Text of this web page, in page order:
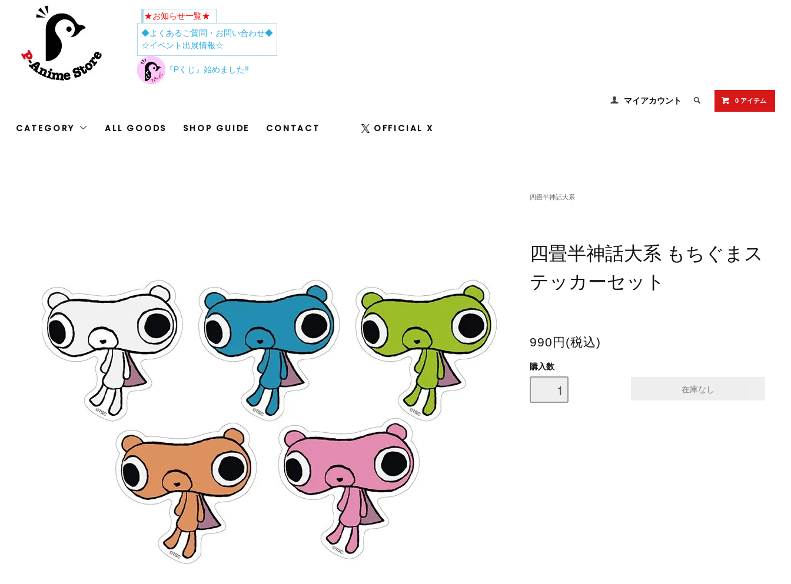
★お知らせ一覧★
◆よくあるご質問・お問い合わせ◆
☆イベント出展情報☆
『Pくじ』始めました‼
マイアカウント 0 アイテム
CATEGORY ALL GOODS SHOP GUIDE CONTACT OFFICIAL X
四畳半神話大系
四畳半神話大系 もちぐまス
テッカーセット
990円(税込)
購入数